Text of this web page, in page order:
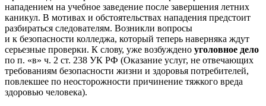
нападением на учебное заведение после завершения летних
каникул. В мотивах и обстоятельствах нападения предстоит
разбираться следователям. Возникли вопросы
и к безопасности колледжа, который теперь наверняка ждут
серьезные проверки. К слову, уже возбуждено уголовное дело
по п. «в» ч. 2 ст. 238 УК РФ (Оказание услуг, не отвечающих
требованиям безопасности жизни и здоровья потребителей,
повлекшее по неосторожности причинение тяжкого вреда
здоровью человека).